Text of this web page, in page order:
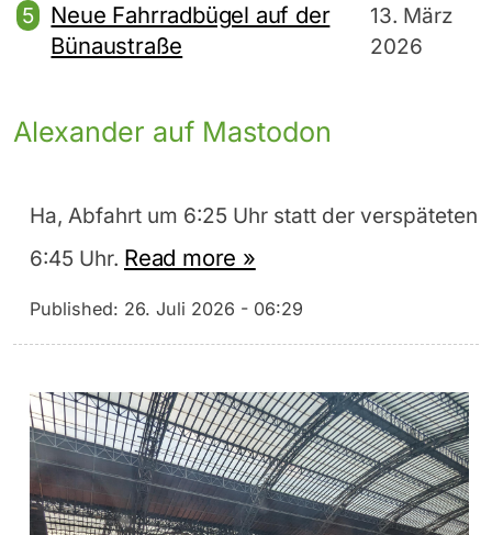
Neue Fahrradbügel auf der
Bünaustraße
13. März
2026
Alexander auf Mastodon
Ha, Abfahrt um 6:25 Uhr statt der verspäteten
6:45 Uhr. Read more »
Published: 26. Juli 2026 - 06:29